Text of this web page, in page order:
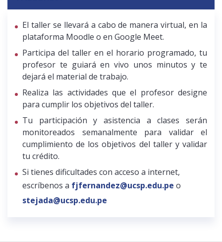
El taller se llevará a cabo de manera virtual, en la
plataforma Moodle o en Google Meet.
Participa del taller en el horario programado, tu
profesor te guiará en vivo unos minutos y te
dejará el material de trabajo.
Realiza las actividades que el profesor designe
para cumplir los objetivos del taller.
Tu participación y asistencia a clases serán
monitoreados semanalmente para validar el
cumplimiento de los objetivos del taller y validar
tu crédito.
Si tienes dificultades con acceso a internet,
escríbenos a fjfernandez@ucsp.edu.pe o
stejada@ucsp.edu.pe